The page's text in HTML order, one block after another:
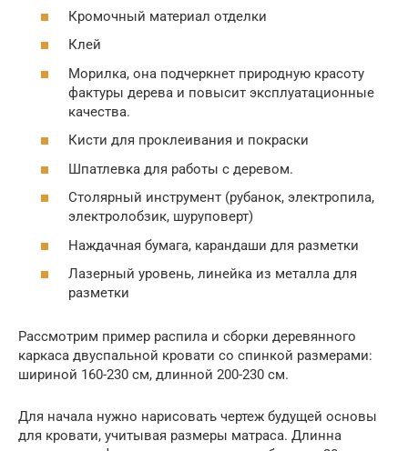
Кромочный материал отделки
Клей
Морилка, она подчеркнет природную красоту
фактуры дерева и повысит эксплуатационные
качества.
Кисти для проклеивания и покраски
Шпатлевка для работы с деревом.
Столярный инструмент (рубанок, электропила,
электролобзик, шуруповерт)
Наждачная бумага, карандаши для разметки
Лазерный уровень, линейка из металла для
разметки
Рассмотрим пример распила и сборки деревянного
каркаса двуспальной кровати со спинкой размерами:
шириной 160-230 см, длинной 200-230 см.
Для начала нужно нарисовать чертеж будущей основы
для кровати, учитывая размеры матраса. Длинна